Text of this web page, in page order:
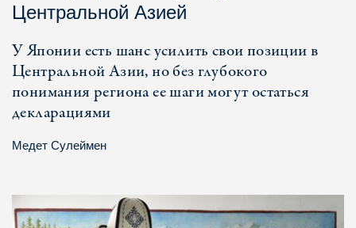
Центральной Азией
У Японии есть шанс усилить свои позиции в
Центральной Азии, но без глубокого
понимания региона ее шаги могут остаться
декларациями
Медет Сулеймен